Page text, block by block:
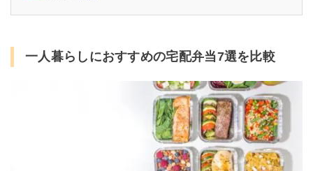
一人暮らしにおすすめの宅配弁当7選を比較